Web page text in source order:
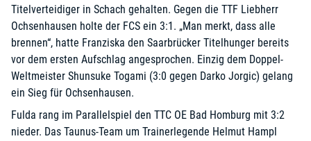
Titelverteidiger in Schach gehalten. Gegen die TTF Liebherr
Ochsenhausen holte der FCS ein 3:1. „Man merkt, dass alle
brennen“, hatte Franziska den Saarbrücker Titelhunger bereits
vor dem ersten Aufschlag angesprochen. Einzig dem Doppel-
Weltmeister Shunsuke Togami (3:0 gegen Darko Jorgic) gelang
ein Sieg für Ochsenhausen.
Fulda rang im Parallelspiel den TTC OE Bad Homburg mit 3:2
nieder. Das Taunus-Team um Trainerlegende Helmut Hampl